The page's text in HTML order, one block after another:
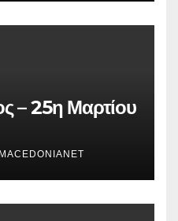
– 25η Μαρτίου
MACEDONIANET